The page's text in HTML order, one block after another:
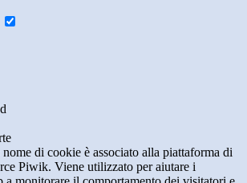
nome di cookie è associato alla piattaforma di
Piwik. Viene utilizzato per aiutare i